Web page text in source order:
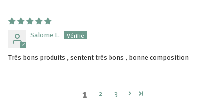
Salome L.
Très bons produits , sentent très bons , bonne composition
1 2 3